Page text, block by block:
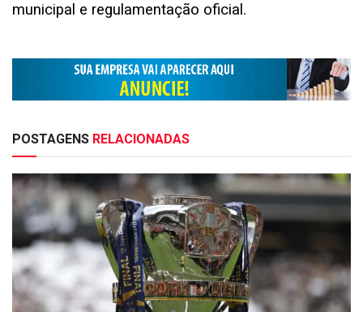
municipal e regulamentação oficial.
POSTAGENS RELACIONADAS